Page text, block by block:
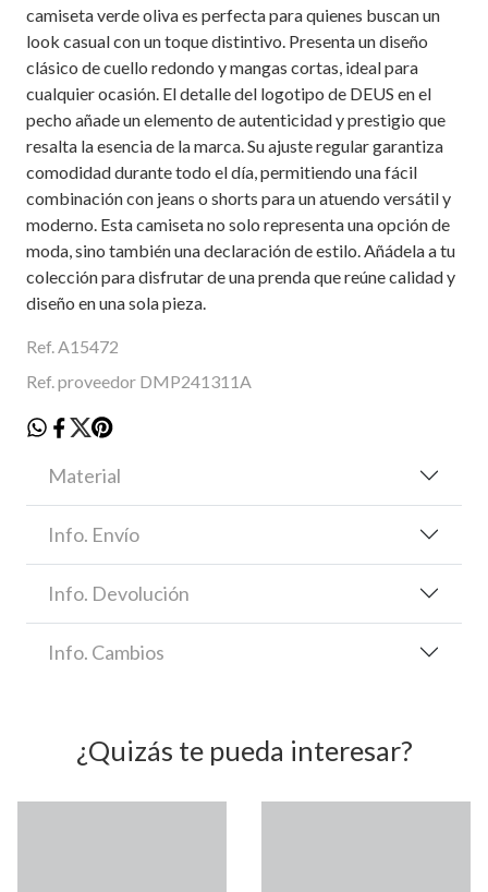
camiseta verde oliva es perfecta para quienes buscan un
look casual con un toque distintivo. Presenta un diseño
clásico de cuello redondo y mangas cortas, ideal para
cualquier ocasión. El detalle del logotipo de DEUS en el
pecho añade un elemento de autenticidad y prestigio que
resalta la esencia de la marca. Su ajuste regular garantiza
comodidad durante todo el día, permitiendo una fácil
combinación con jeans o shorts para un atuendo versátil y
moderno. Esta camiseta no solo representa una opción de
moda, sino también una declaración de estilo. Añádela a tu
colección para disfrutar de una prenda que reúne calidad y
diseño en una sola pieza.
Ref. A15472
Ref. proveedor DMP241311A
Material
Info. Envío
Info. Devolución
Info. Cambios
¿Quizás te pueda interesar?